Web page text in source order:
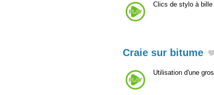
Clics de stylo à bille
Craie sur bitume
Utilisation d'une